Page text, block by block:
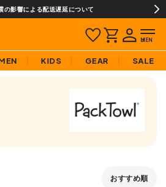
の影響による配送遅延について
KIDS GEAR SALE
おすすめ順